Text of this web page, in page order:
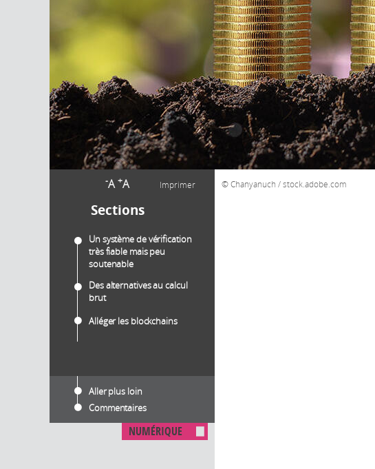
-A +A Imprimer
Sections
Un système de vérification
très fiable mais peu
soutenable
Des alternatives au calcul
brut
Alléger les blockchains
Aller plus loin
Commentaires
NUMÉRIQUE
Chanyanuch / stock.adobe.com